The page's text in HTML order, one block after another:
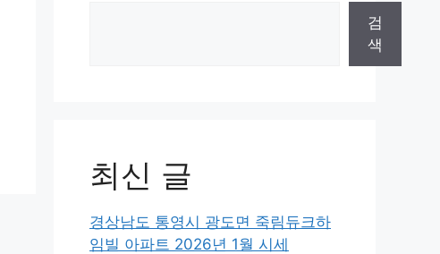
검
색
최신 글
경상남도 통영시 광도면 죽림듀크하
임빌 아파트 2026년 1월 시세